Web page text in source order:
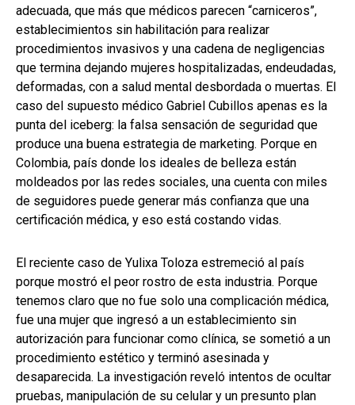
adecuada, que más que médicos parecen “carniceros”,
establecimientos sin habilitación para realizar
procedimientos invasivos y una cadena de negligencias
que termina dejando mujeres hospitalizadas, endeudadas,
deformadas, con a salud mental desbordada o muertas. El
caso del supuesto médico Gabriel Cubillos apenas es la
punta del iceberg: la falsa sensación de seguridad que
produce una buena estrategia de marketing. Porque en
Colombia, país donde los ideales de belleza están
moldeados por las redes sociales, una cuenta con miles
de seguidores puede generar más confianza que una
certificación médica, y eso está costando vidas.
El reciente caso de Yulixa Toloza estremeció al país
porque mostró el peor rostro de esta industria. Porque
tenemos claro que no fue solo una complicación médica,
fue una mujer que ingresó a un establecimiento sin
autorización para funcionar como clínica, se sometió a un
procedimiento estético y terminó asesinada y
desaparecida. La investigación reveló intentos de ocultar
pruebas, manipulación de su celular y un presunto plan